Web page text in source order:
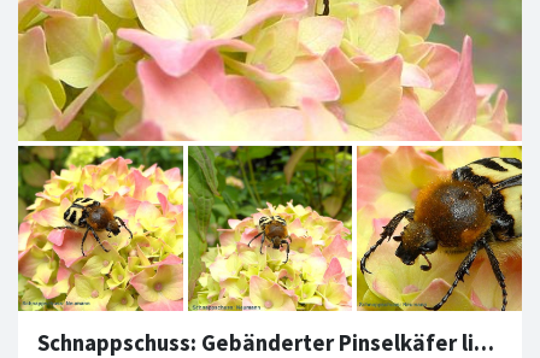
Schnappschuss: Gebänderter Pinselkäfer liebt wohl Hortensien